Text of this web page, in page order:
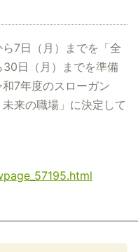
7日（月）までを「全
日（月）までを準備
7年度のスローガン
来の職場」に決定して